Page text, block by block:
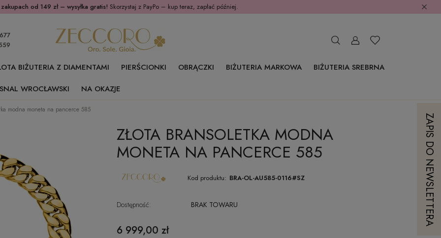
od 149 zł – wysyłka gratis! Skorzystaj z PayPo – kup teraz, zapłać później.
BIŻUTERIA Z DIAMENTAMI PIERŚCIONKI OBRĄCZKI BIŻUTERIA MARKOWA
BIŻUTERIA SREBRNA
WROCŁAWSKI
NA OKAZJE
modna moneta na pancerce 585
ZŁOTA BRANSOLETKA MODNA
MONETA NA PANCERCE 585
Kod produktu: BRA-OL-AU585-0116#SZ
Dostępność: BRAK TOWARU
6 999,00 zł
ZAPIS DO NEWSLETTERA